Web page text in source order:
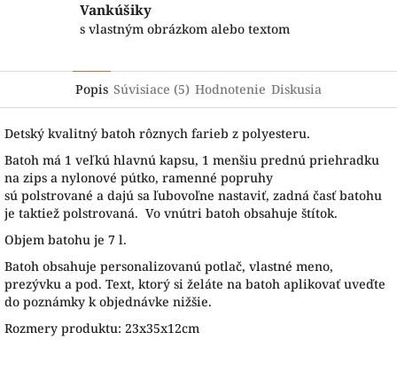
Vankúšiky
s vlastným obrázkom alebo textom
Popis Súvisiace (5) Hodnotenie Diskusia
Detský kvalitný batoh rôznych farieb z polyesteru.
Batoh má 1 veľkú hlavnú kapsu, 1 menšiu prednú priehradku
na zips a nylonové pútko, ramenné popruhy
sú polstrované a dajú sa ľubovoľne nastaviť, zadná časť batohu
je taktiež polstrovaná. Vo vnútri batoh obsahuje štítok.
Objem batohu je 7 l.
Batoh obsahuje personalizovanú potlač, vlastné meno,
prezývku a pod. Text, ktorý si želáte na batoh aplikovať uveďte
do poznámky k objednávke nižšie.
Rozmery produktu: 23x35x12cm